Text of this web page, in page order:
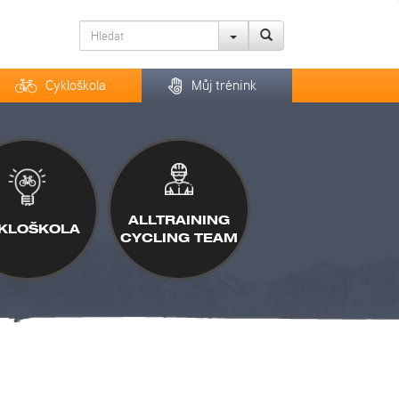
Cykloškola Můj trénink
ALLTRAINING
CYCLING TEAM